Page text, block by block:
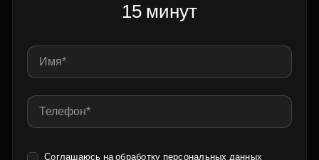
15 минут
Соглашаюсь на обработку персональных данных